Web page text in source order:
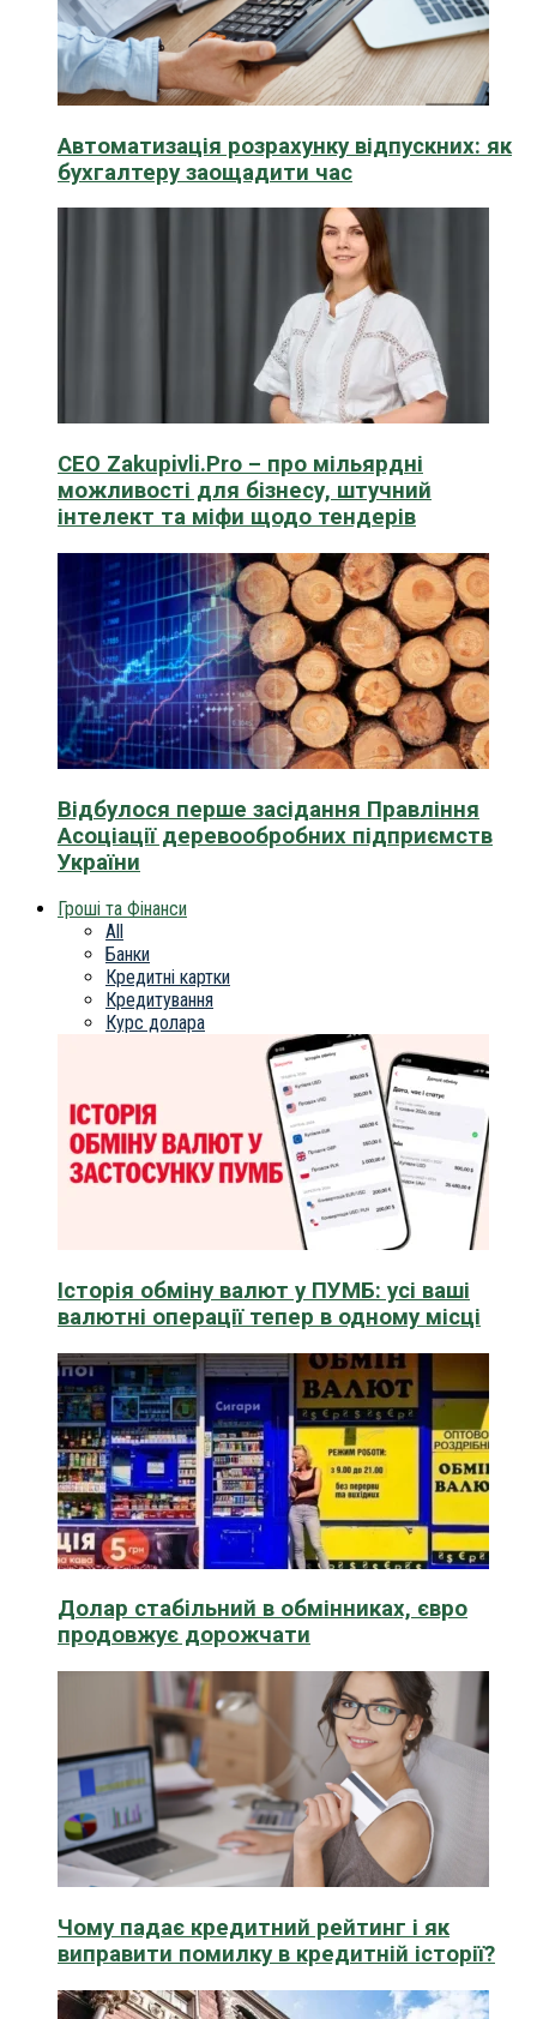
Автоматизація розрахунку відпускних: як
бухгалтеру заощадити час
CEO Zakupivli.Pro – про мільярдні
можливості для бізнесу, штучний
інтелект та міфи щодо тендерів
Відбулося перше засідання Правління
Асоціації деревообробних підприємств
України
Гроші та Фінанси
All
Банки
Кредитні картки
Кредитування
Курс долара
Історія обміну валют у ПУМБ: усі ваші
валютні операції тепер в одному місці
Долар стабільний в обмінниках, євро
продовжує дорожчати
Чому падає кредитний рейтинг і як
виправити помилку в кредитній історії?